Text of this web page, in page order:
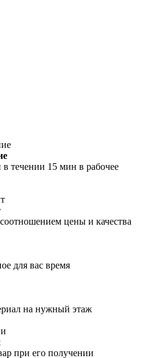
в течении 15 мин в рабочее
цены и качества
для вас время
на нужный этаж
при его получении